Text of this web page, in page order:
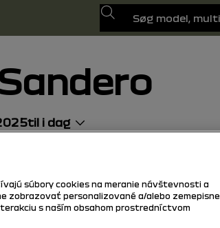
søg
til i dag
súbory cookies na meranie návštevnosti a
zobrazovať personalizované a/alebo zemepisne
s naším obsahom prostredníctvom